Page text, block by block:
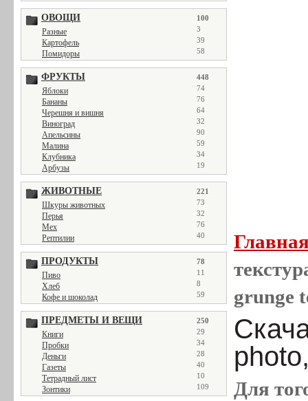
ОВОЩИ 100
Разные 3
Картофель 39
Помидоры 58
ФРУКТЫ 448
Яблоки 74
Бананы 76
Черешня и вишня 64
Виноград 32
Апельсины 90
Малина 59
Клубника 34
Арбузы 19
ЖИВОТНЫЕ 221
Шкуры животных 73
Перья 32
Мех 76
Рептилии 40
ПРОДУКТЫ 78
Пиво 11
Хлеб 8
Кофе и шоколад 59
ПРЕДМЕТЫ И ВЕЩИ 250
Книги 29
Пробки 34
Деньги 28
Газеты 40
Тетрадный лист 10
Зонтики 109
grunge
Для